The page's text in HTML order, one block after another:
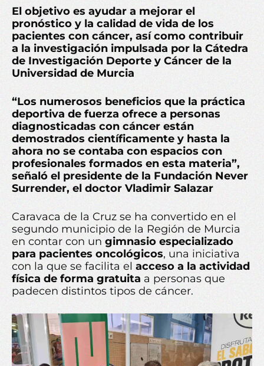
El objetivo es ayudar a mejorar el
pronóstico y la calidad de vida de los
pacientes con cáncer, así como contribuir
a la investigación impulsada por la Cátedra
de Investigación Deporte y Cáncer de la
Universidad de Murcia
“Los numerosos beneficios que la práctica
deportiva de fuerza ofrece a personas
diagnosticadas con cáncer están
demostrados científicamente y hasta la
ahora no se contaba con espacios con
profesionales formados en esta materia”,
señaló el presidente de la Fundación Never
Surrender, el doctor Vladimir Salazar
Caravaca de la Cruz se ha convertido en el
segundo municipio de la Región de Murcia
en contar con un gimnasio especializado
para pacientes oncológicos, una iniciativa
con la que se facilita el acceso a la actividad
física de forma gratuita a personas que
padecen distintos tipos de cáncer.